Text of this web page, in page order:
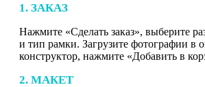
1. ЗАКАЗ
Нажмите «Сделать заказ», выберите
и тип рамки. Загрузите фотографии в
конструктор, нажмите «Добавить в
2. МАКЕТ